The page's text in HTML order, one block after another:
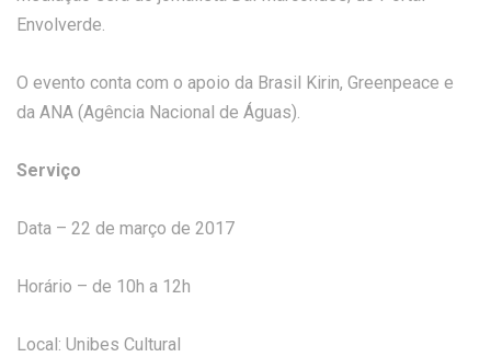
Envolverde.
O evento conta com o apoio da Brasil Kirin, Greenpeace e
da ANA (Agência Nacional de Águas).
Serviço
Data – 22 de março de 2017
Horário – de 10h a 12h
Local: Unibes Cultural